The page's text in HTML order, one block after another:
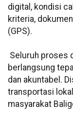
digital, kondisi
kriteria,
(GPS).
Seluruh proses
berlangsung
dan akuntabel.
transportasi
masyarakat